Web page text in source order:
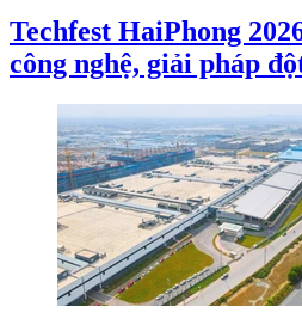
Techfest HaiPhong
công nghệ, giải pháp